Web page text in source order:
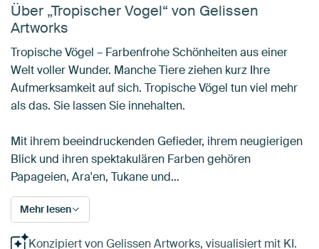
Über „Tropischer Vogel“ von Gelissen
Artworks
Tropische Vögel – Farbenfrohe Schönheiten aus einer
Welt voller Wunder. Manche Tiere ziehen kurz Ihre
Aufmerksamkeit auf sich. Tropische Vögel tun viel mehr
als das. Sie lassen Sie innehalten.
Mit ihrem beeindruckenden Gefieder, ihrem neugierigen
Blick und ihren spektakulären Farben gehören
Papageien, Ara'en, Tukane und…
Mehr lesen
Konzipiert von Gelissen Artworks, visualisiert mit KI.